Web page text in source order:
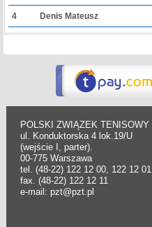
4 Denis Mateusz
POLSKI ZWIĄZEK TENISOWY
ul. Konduktorska 4 lok.19/U
(wejście I, parter).
00-775 Warszawa
tel. (48-22) 122 12 00, 122 12 01
fax. (48-22) 122 12 11
e-mail: pzt@pzt.pl